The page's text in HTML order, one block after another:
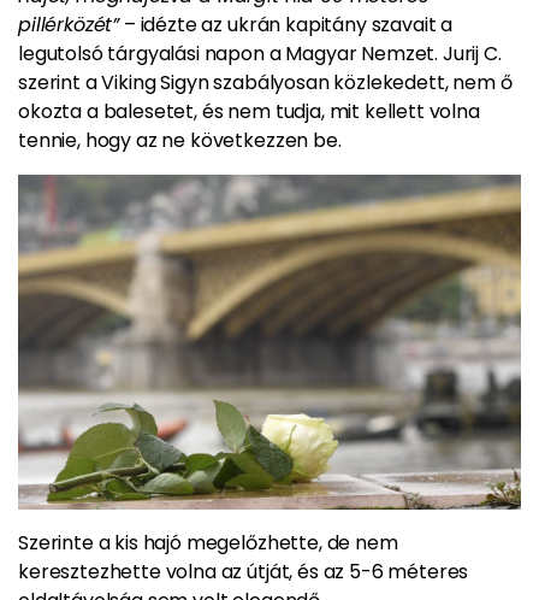
pillérközét”– idézte az ukrán kapitány szavait a
legutolsó tárgyalási napon a Magyar Nemzet. Jurij C.
szerint a Viking Sigyn szabályosan közlekedett, nem ő
okozta a balesetet, és nem tudja, mit kellett volna
tennie, hogy az ne következzen be.
Szerinte a kis hajó megelőzhette, de nem
keresztezhette volna az útját, és az 5-6 méteres